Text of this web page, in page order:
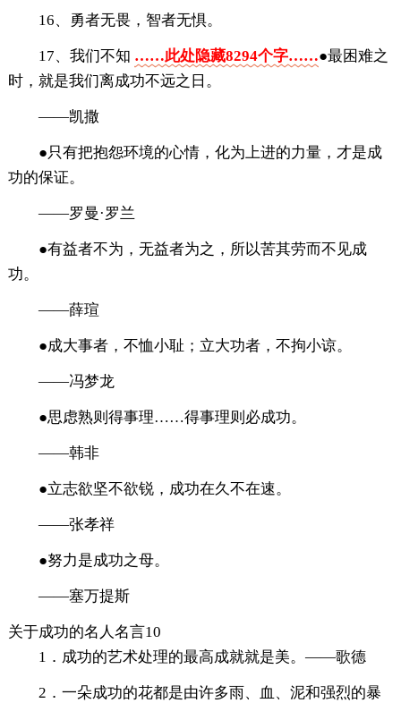
16、勇者无畏，智者无惧。
17、我们不知 ……此处隐藏8294个字……●最困难之
时，就是我们离成功不远之日。
——凯撒
●只有把抱怨环境的心情，化为上进的力量，才是成
功的保证。
——罗曼·罗兰
●有益者不为，无益者为之，所以苦其劳而不见成
功。
——薛瑄
●成大事者，不恤小耻；立大功者，不拘小谅。
——冯梦龙
●思虑熟则得事理……得事理则必成功。
——韩非
●立志欲坚不欲锐，成功在久不在速。
——张孝祥
●努力是成功之母。
——塞万提斯
关于成功的名人名言10
1．成功的艺术处理的最高成就就是美。——歌德
2．一朵成功的花都是由许多雨、血、泥和强烈的暴